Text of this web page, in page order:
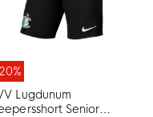
Lugdunum
Senior